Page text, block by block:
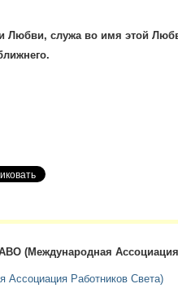
Любви, служа во имя этой
(Международная
Работников Света)